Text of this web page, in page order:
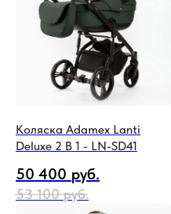
Коляска Adamex Lanti
Deluxe 2 В 1 - LN-SD41
50 400 руб.
53 100 руб.